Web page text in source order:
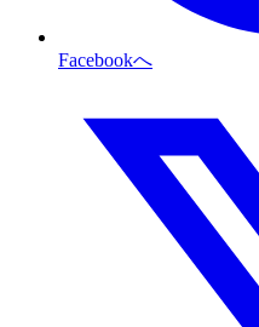
Facebookへ